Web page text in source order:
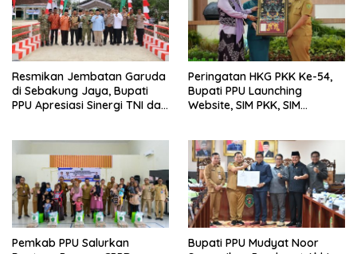
Resmikan Jembatan Garuda
di Sebakung Jaya, Bupati
PPU Apresiasi Sinergi TNI dan
Peringatan HKG PKK Ke-54,
Bupati PPU Launching
Website, SIM PKK, SIM
Pemkab PPU Salurkan
Bupati PPU Mudyat Noor